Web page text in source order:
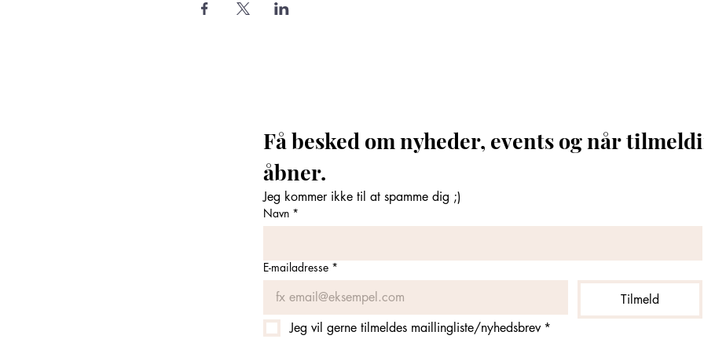
Få besked om nyheder, events og når
Jeg kommer ikke til at spamme dig ;)
Navn *
E-mailadresse *
Tilmeld
Jeg vil gerne tilmeldes maillingliste/nyhedsbrev *